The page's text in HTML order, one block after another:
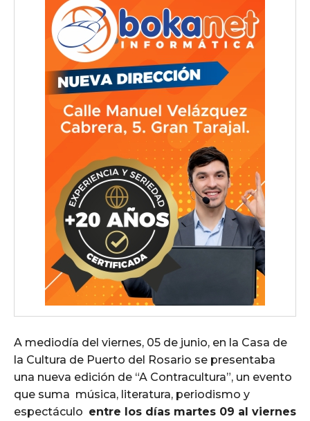
A mediodía del viernes, 05 de junio, en la Casa de
la Cultura de Puerto del Rosario se presentaba
una nueva edición de “A Contracultura”, un evento
que suma música, literatura, periodismo y
espectáculo entre los días martes 09 al viernes